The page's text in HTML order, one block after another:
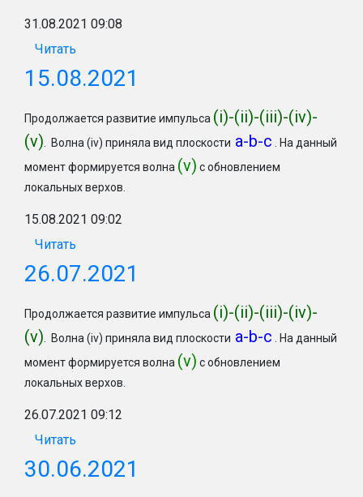
31.08.2021 09:08
Читать
15.08.2021
Продолжается развитие импульса (i)-(ii)-(iii)-(iv)-
(v). Волна (iv) приняла вид плоскости a-b-c . На данный
момент формируется волна (v) с обновлением
локальных верхов.
15.08.2021 09:02
Читать
26.07.2021
Продолжается развитие импульса (i)-(ii)-(iii)-(iv)-
(v). Волна (iv) приняла вид плоскости a-b-c . На данный
момент формируется волна (v) с обновлением
локальных верхов.
26.07.2021 09:12
Читать
30.06.2021